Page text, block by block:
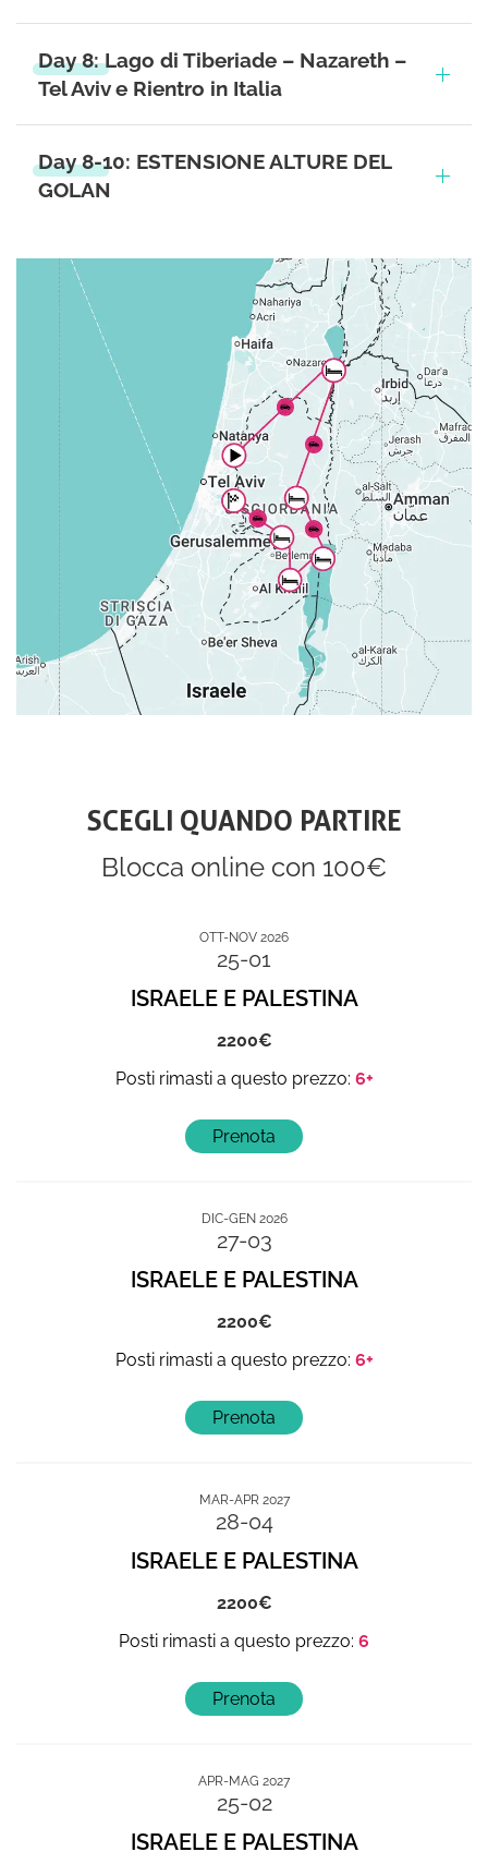
Day 8: Lago di Tiberiade – Nazareth –
Tel Aviv e Rientro in Italia
Day 8-10: ESTENSIONE ALTURE DEL
GOLAN
SCEGLI QUANDO PARTIRE
Blocca online con 100€
OTT-NOV 2026
25-01
ISRAELE E PALESTINA
2200
6+
DIC-GEN 2026
27-03
ISRAELE E PALESTINA
2200
6+
MAR-APR 2027
28-04
ISRAELE E PALESTINA
2200
6
APR-MAG 2027
25-02
ISRAELE E PALESTINA